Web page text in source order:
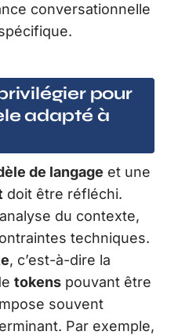
conversationnelle
pour
adapté à
de langage et une
doit être réfléchi.
du contexte,
techniques.
, c’est-à-dire la
tokens pouvant être
souvent
Par exemple,